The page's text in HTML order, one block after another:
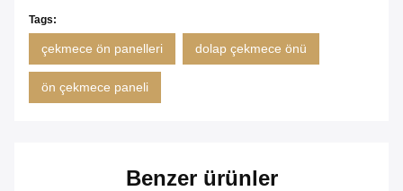
Tags:
çekmece ön panelleri dolap çekmece önü
ön çekmece paneli
Benzer ürünler